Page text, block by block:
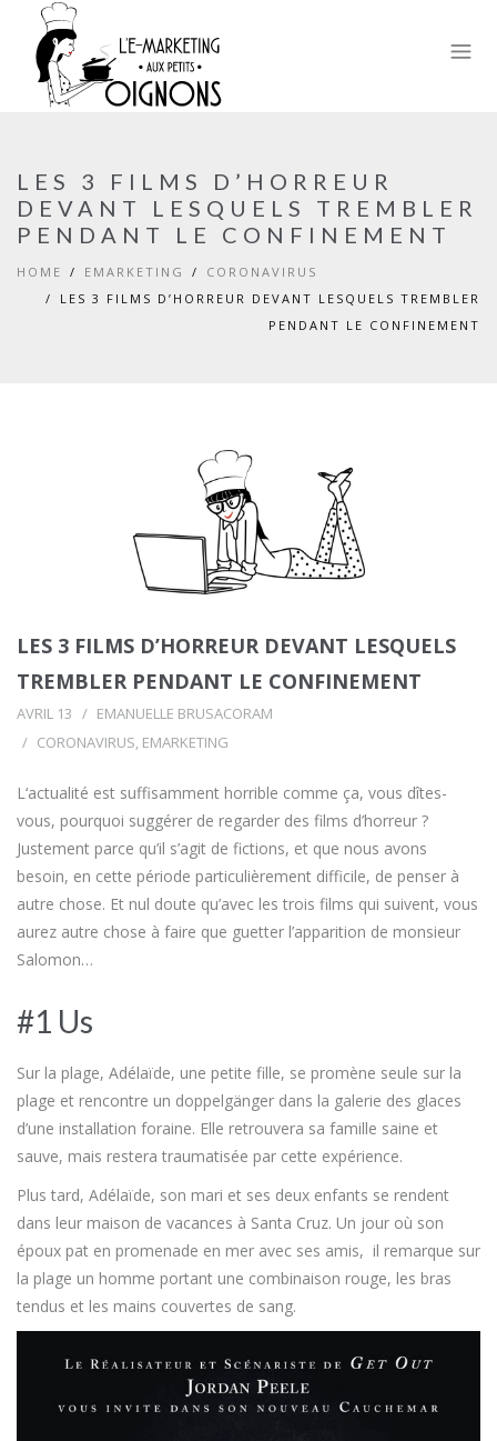
LES 3 FILMS D’HORREUR
DEVANT LESQUELS TREMBLER
PENDANT LE CONFINEMENT
HOME EMARKETING
CORONAVIRUS
LES 3 FILMS D’HORREUR DEVANT LESQUELS TREMBLER
PENDANT LE CONFINEMENT
LES 3 FILMS D’HORREUR DEVANT LESQUELS
TREMBLER PENDANT LE CONFINEMENT
AVRIL 13
EMANUELLE BRUSACORAM
CORONAVIRUS, EMARKETING
L‘actualité est suffisamment horrible comme ça, vous dîtes-
vous, pourquoi suggérer de regarder des films d’horreur ?
Justement parce qu’il s’agit de fictions, et que nous avons
besoin, en cette période particulièrement difficile, de penser à
autre chose. Et nul doute qu’avec les trois films qui suivent, vous
aurez autre chose à faire que guetter l’apparition de monsieur
Salomon…
#1 Us
Sur la plage, Adélaïde, une petite fille, se promène seule sur la
plage et rencontre un doppelgänger dans la galerie des glaces
d’une installation foraine. Elle retrouvera sa famille saine et
sauve, mais restera traumatisée par cette expérience.
Plus tard, Adélaïde, son mari et ses deux enfants se rendent
dans leur maison de vacances à Santa Cruz. Un jour où son
époux pat en promenade en mer avec ses amis, il remarque sur
la plage un homme portant une combinaison rouge, les bras
tendus et les mains couvertes de sang.